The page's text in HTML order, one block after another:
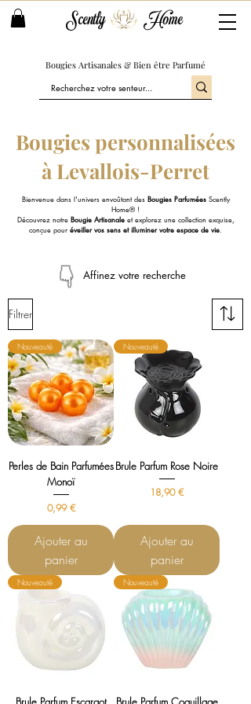
Scently Home
Bougies Artisanales & Bien être Parfumé
Bougies personnalisées
à Levallois-Perret
Bienvenue dans l'univers envoûtant des Bougies ParfuméesScently
Home® !
Découvrez notre Bougie Artisanaleet explorez une collection exquise,
conçue pour éveiller vos sens et illuminer votre espace de vie.
Affinez votre recherche
Filtrer
Nouveauté
Perles de Bain Parfumées
Monoï
Prix
0,99 €
Ajouter au
panier
Nouveauté
Brule Parfum Rose Noire
Prix
18,90 €
Ajouter au
panier
Nouveauté Nouveauté